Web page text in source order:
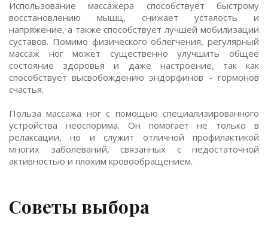
Использование массажера способствует быстрому
восстановлению мышц, снижает усталость и
напряжение, а также способствует лучшей мобилизации
суставов. Помимо физического облегчения, регулярный
массаж ног может существенно улучшить общее
состояние здоровья и даже настроение, так как
способствует высвобождению эндорфинов – гормонов
счастья.
Польза массажа ног с помощью специализированного
устройства неоспорима. Он помогает не только в
релаксации, но и служит отличной профилактикой
многих заболеваний, связанных с недостаточной
активностью и плохим кровообращением.
Советы выбора